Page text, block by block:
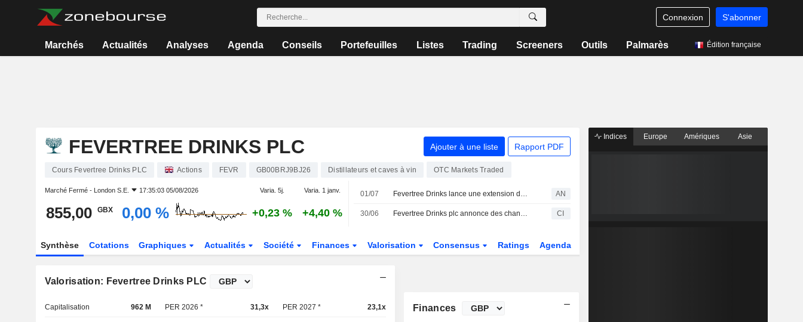
Connexion S'abonner
Marchés Actualités Analyses Agenda Conseils Portefeuilles Listes Trading Screeners Outils Palmarès Édition française
FEVERTREE DRINKS PLC Ajouter à une liste Rapport PDF
Cours Fevertree Drinks PLC Actions FEVR GB00BRJ9BJ26 Distillateurs et caves à vin OTC Markets Traded
Marché Fermé - London S.E. 17:35:03 05/08/2026 Varia. 5j. Varia. 1 janv.
855,00 GBX 0,00 % +0,23 % +4,40 %
01/07 Fevertree Drinks lance une extension de son programme de rachat d'actions de 30 millions de livres sterling AN
30/06 Fevertree Drinks plc annonce des changements au sein de son conseil d'administration CI
Synthèse Cotations Graphiques Actualités Société Finances Valorisation Consensus Ratings Agenda
Valorisation: Fevertree Drinks PLC
Capitalisation 962 M PER 2026 * 31,3x PER 2027 * 23,1x Finances
Indices Europe Amériques Asie